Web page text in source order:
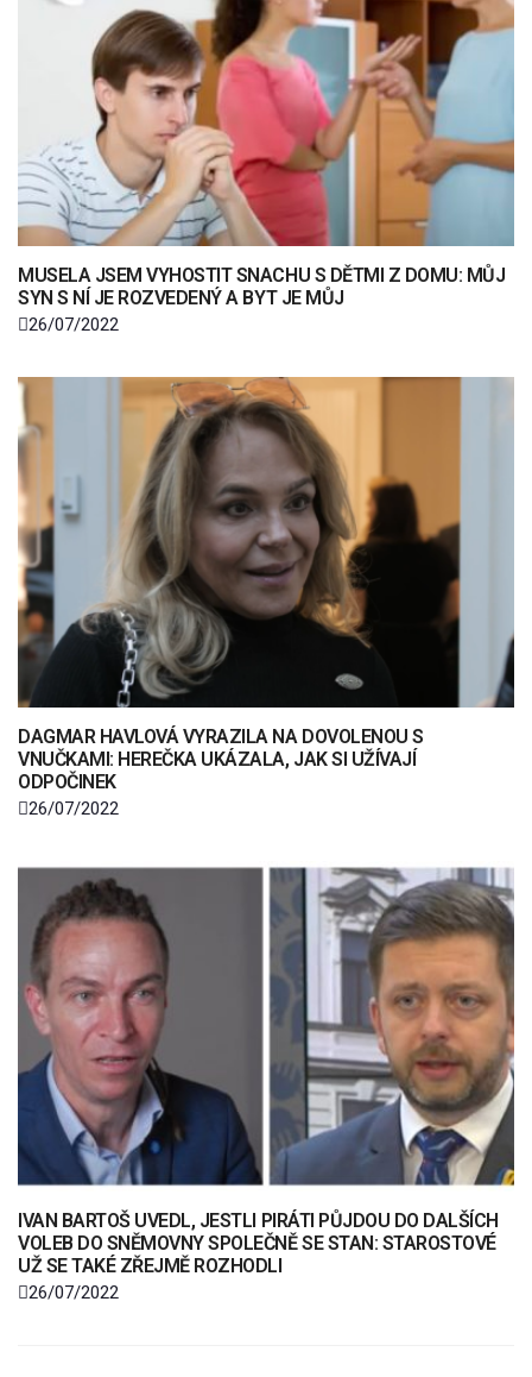
MUSELA JSEM VYHOSTIT SNACHU S DĚTMI Z DOMU: MŮJ
SYN S NÍ JE ROZVEDENÝ A BYT JE MŮJ
26/07/2022
DAGMAR HAVLOVÁ VYRAZILA NA DOVOLENOU S
VNUČKAMI: HEREČKA UKÁZALA, JAK SI UŽÍVAJÍ
ODPOČINEK
26/07/2022
IVAN BARTOŠ UVEDL, JESTLI PIRÁTI PŮJDOU DO DALŠÍCH
VOLEB DO SNĚMOVNY SPOLEČNĚ SE STAN: STAROSTOVÉ
UŽ SE TAKÉ ZŘEJMĚ ROZHODLI
26/07/2022